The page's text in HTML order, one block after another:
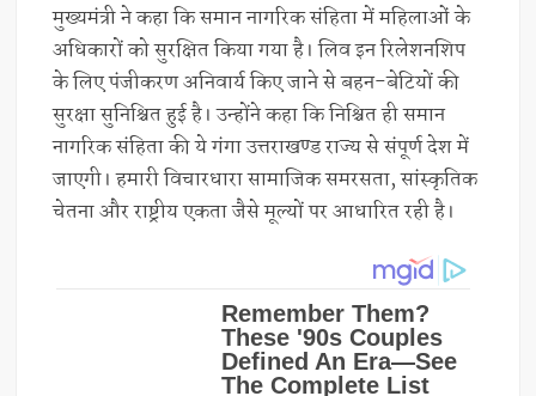
मुख्यमंत्री ने कहा कि समान नागरिक संहिता में महिलाओं के
अधिकारों को सुरक्षित किया गया है। लिव इन रिलेशनशिप
के लिए पंजीकरण अनिवार्य किए जाने से बहन-बेटियों की
सुरक्षा सुनिश्चित हुई है। उन्होंने कहा कि निश्चित ही समान
नागरिक संहिता की ये गंगा उत्तराखण्ड राज्य से संपूर्ण देश में
जाएगी। हमारी विचारधारा सामाजिक समरसता, सांस्कृतिक
चेतना और राष्ट्रीय एकता जैसे मूल्यों पर आधारित रही है।